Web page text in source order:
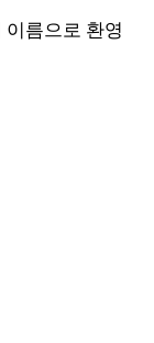
름으로 환영